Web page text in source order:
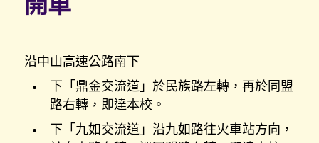
沿中山高速公路南下
下「鼎金交流道」於民族路左轉，再於同盟
路右轉，即達本校。
下「九如交流道」沿九如路往火車站方向，